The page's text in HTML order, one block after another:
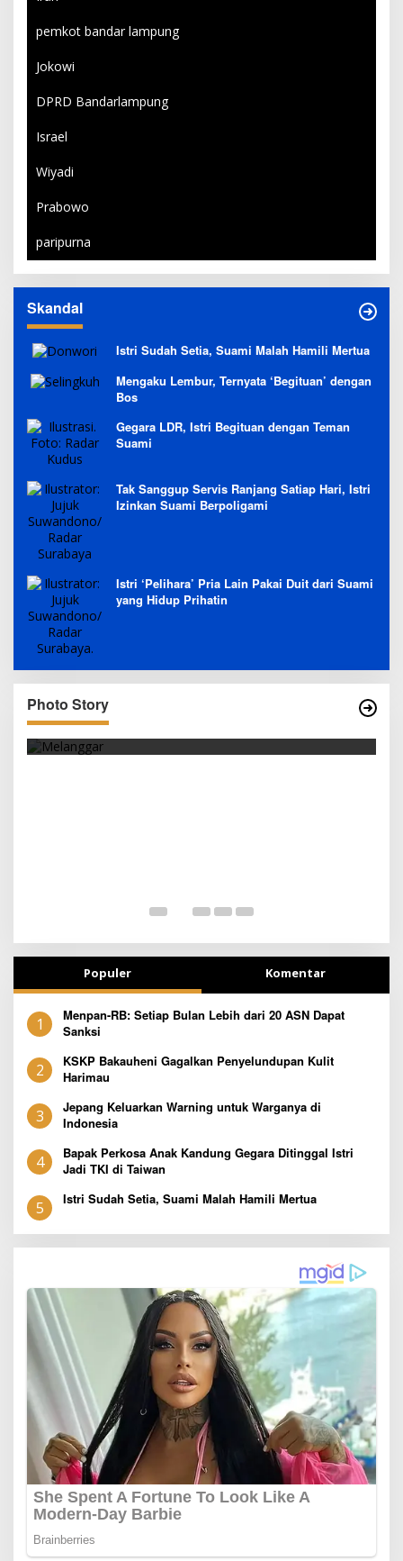
pemkot bandar lampung
Jokowi
DPRD Bandarlampung
Israel
Wiyadi
Prabowo
paripurna
Skandal
Istri Sudah Setia, Suami Malah Hamili Mertua
Mengaku Lembur, Ternyata ‘Begituan’ dengan
Bos
Gegara LDR, Istri Begituan dengan Teman
Suami
Tak Sanggup Servis Ranjang Satiap Hari, Istri
Izinkan Suami Berpoligami
Istri ‘Pelihara’ Pria Lain Pakai Duit dari Suami
yang Hidup Prihatin
Photo Story
Populer Komentar
1
Menpan-RB: Setiap Bulan Lebih dari 20 ASN Dapat
Sanksi
2
KSKP Bakauheni Gagalkan Penyelundupan Kulit
Harimau
3
Jepang Keluarkan Warning untuk Warganya di
Indonesia
4
Bapak Perkosa Anak Kandung Gegara Ditinggal Istri
Jadi TKI di Taiwan
5 Istri Sudah Setia, Suami Malah Hamili Mertua